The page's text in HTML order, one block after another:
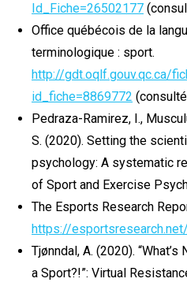
Id_Fiche=26502177
Office québécois de la
terminologique : sport.
http://gdt.oqlf.gouv.qc.ca/
id_fiche=8869772
Pedraza-Ramirez, I.,
S. (2020). Setting the
psychology: A systematic
of Sport and Exercise
The Esports Research
https://
Tjønndal, A. (2020).
a Sport?!”: Virtual